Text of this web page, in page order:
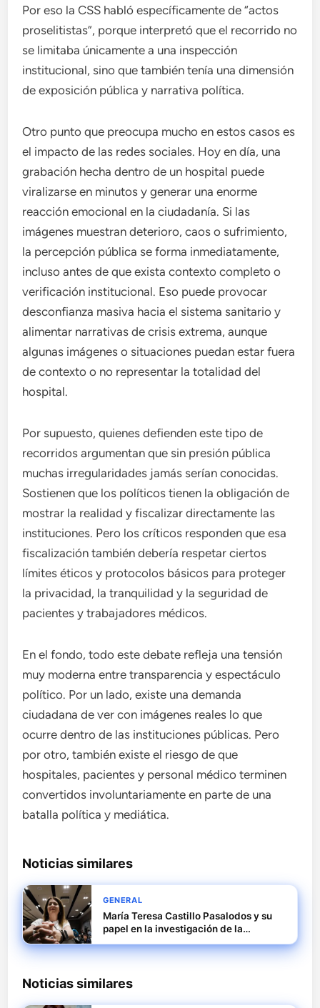
Por eso la CSS habló específicamente de “actos
proselitistas”, porque interpretó que el recorrido no
se limitaba únicamente a una inspección
institucional, sino que también tenía una dimensión
de exposición pública y narrativa política.
Otro punto que preocupa mucho en estos casos es
el impacto de las redes sociales. Hoy en día, una
grabación hecha dentro de un hospital puede
viralizarse en minutos y generar una enorme
reacción emocional en la ciudadanía. Si las
imágenes muestran deterioro, caos o sufrimiento,
la percepción pública se forma inmediatamente,
incluso antes de que exista contexto completo o
verificación institucional. Eso puede provocar
desconfianza masiva hacia el sistema sanitario y
alimentar narrativas de crisis extrema, aunque
algunas imágenes o situaciones puedan estar fuera
de contexto o no representar la totalidad del
hospital.
Por supuesto, quienes defienden este tipo de
recorridos argumentan que sin presión pública
muchas irregularidades jamás serían conocidas.
Sostienen que los políticos tienen la obligación de
mostrar la realidad y fiscalizar directamente las
instituciones. Pero los críticos responden que esa
fiscalización también debería respetar ciertos
límites éticos y protocolos básicos para proteger
la privacidad, la tranquilidad y la seguridad de
pacientes y trabajadores médicos.
En el fondo, todo este debate refleja una tensión
muy moderna entre transparencia y espectáculo
político. Por un lado, existe una demanda
ciudadana de ver con imágenes reales lo que
ocurre dentro de las instituciones públicas. Pero
por otro, también existe el riesgo de que
hospitales, pacientes y personal médico terminen
convertidos involuntariamente en parte de una
batalla política y mediática.
Noticias similares
GENERAL
María Teresa Castillo Pasalodos y su
papel en la investigación de la
macrocausa SEPI del caso Leire
Noticias similares